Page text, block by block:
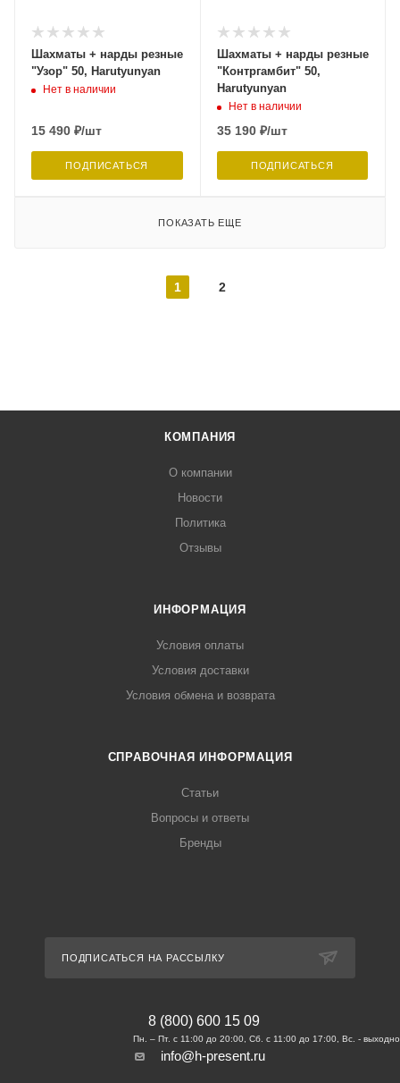
Шахматы + нарды резные
"Узор" 50, Harutyunyan
Нет в наличии
15 490 ₽/шт
ПОДПИСАТЬСЯ
Шахматы + нарды резные
"Контргамбит" 50,
Harutyunyan
Нет в наличии
35 190₽/шт
ПОДПИСАТЬСЯ
ПОКАЗАТЬ ЕЩЕ
1 2
КОМПАНИЯ
О компании
Новости
Политика
Отзывы
ИНФОРМАЦИЯ
Условия оплаты
Условия доставки
Условия обмена и возврата
СПРАВОЧНАЯ ИНФОРМАЦИЯ
Статьи
Вопросы и ответы
Бренды
ПОДПИСАТЬСЯ НА РАССЫЛКУ
8 (800) 600 15 09
info@h-present.ru